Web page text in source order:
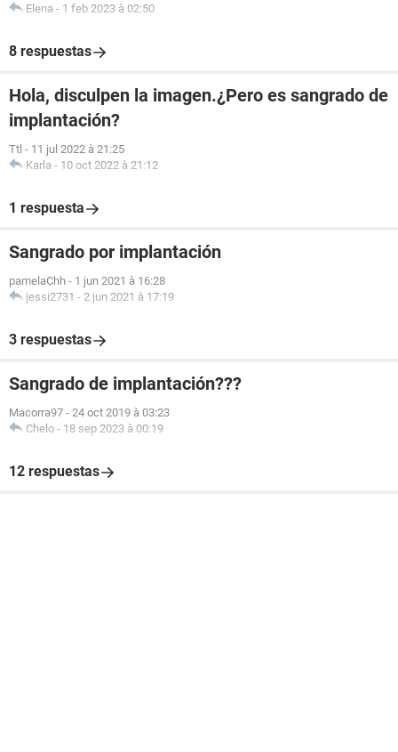
Elena - 1 feb 2023 à 02:50
8 respuestas
Hola, disculpen la imagen.¿Pero es sangrado de
implantación?
Ttl - 11 jul 2022 à 21:25
Karla - 10 oct 2022 à 21:12
1 respuesta
Sangrado por implantación
pamelaChh - 1 jun 2021 à 16:28
jessi2731 - 2 jun 2021 à 17:19
3 respuestas
Sangrado de implantación???
Macorra97 - 24 oct 2019 à 03:23
Chelo - 18 sep 2023 à 00:19
12 respuestas